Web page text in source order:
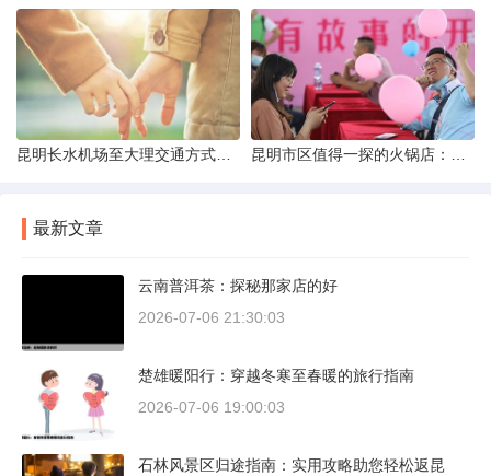
最新文章
云南普洱茶：探秘那家店的好
2026-07-06 21:30:03
楚雄暖阳行：穿越冬寒至春暖的旅行指南
2026-07-06 19:00:03
石林风景区归途指南：实用攻略助您轻松返昆